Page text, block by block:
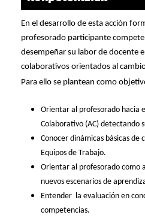
En el desarrollo de esta acción
profesorado participante
desempeñar su labor de docente
colaborativos orientados al
Para ello se plantean como
Orientar al profesorado hacia
Colaborativo (AC) detectando
Conocer dinámicas básicas de
Equipos de Trabajo.
Orientar al profesorado como
nuevos escenarios de
Entender la evaluación en
competencias.